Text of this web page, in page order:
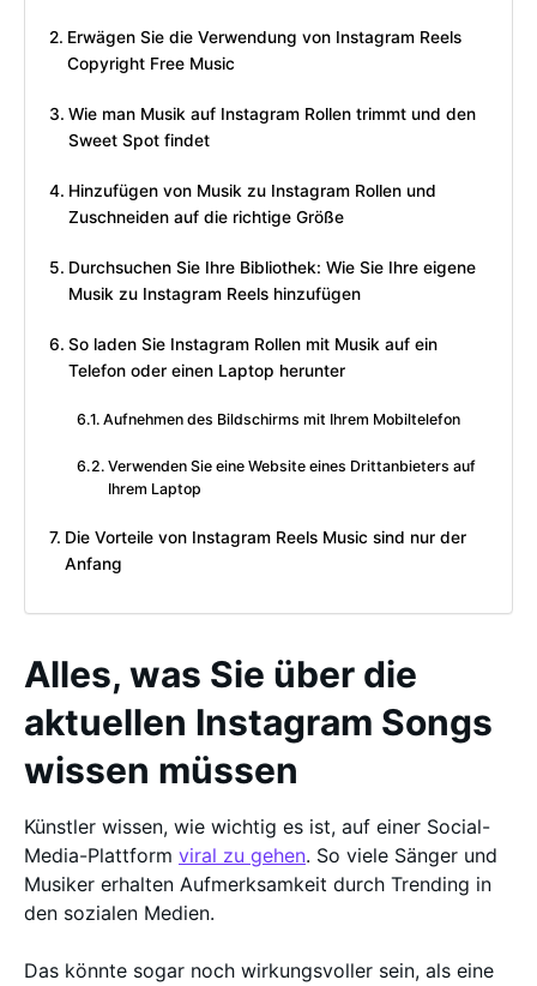
Erwägen Sie die Verwendung von Instagram Reels
Copyright Free Music
Wie man Musik auf Instagram Rollen trimmt und den
Sweet Spot findet
Hinzufügen von Musik zu Instagram Rollen und
Zuschneiden auf die richtige Größe
Durchsuchen Sie Ihre Bibliothek: Wie Sie Ihre eigene
Musik zu Instagram Reels hinzufügen
So laden Sie Instagram Rollen mit Musik auf ein
Telefon oder einen Laptop herunter
Aufnehmen des Bildschirms mit Ihrem Mobiltelefon
Verwenden Sie eine Website eines Drittanbieters auf
Ihrem Laptop
Die Vorteile von Instagram Reels Music sind nur der
Anfang
Alles, was Sie über die
aktuellen Instagram Songs
wissen müssen
Künstler wissen, wie wichtig es ist, auf einer Social-
Media-Plattform viral zu gehen. So viele Sänger und
Musiker erhalten Aufmerksamkeit durch Trending in
den sozialen Medien.
Das könnte sogar noch wirkungsvoller sein, als eine